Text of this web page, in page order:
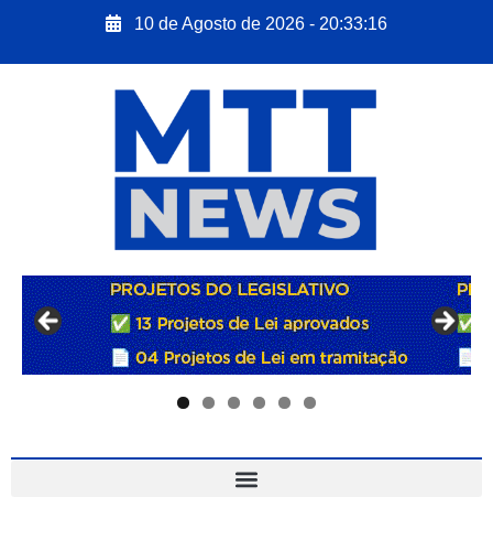
10 de Agosto de 2026 - 20:33:17